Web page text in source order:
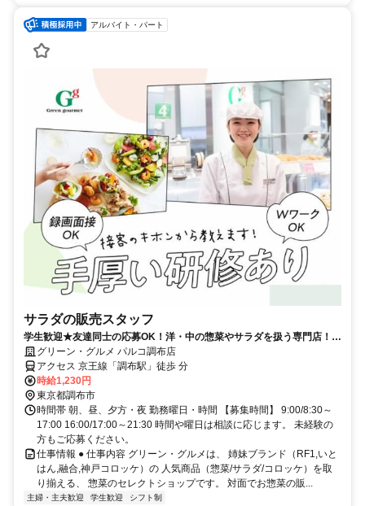
アルバイト・パート
サラダの販売スタッフ
学生歓迎★友達同士の応募OK！洋・中の惣菜やサラダを扱う専門店！週
1日～・短時間も相談可
グリーン・グルメ パルコ調布店
アクセス 京王線「調布駅」徒歩 分
時給1,230円
東京都調布市
時間帯 朝、昼、夕方・夜 勤務曜日・時間 【募集時間】 9:00/8:30～
17:00 16:00/17:00～21:30 時間や曜日は相談に応じます。 未経験の
方もご応募ください。
仕事情報 ● 仕事内容 グリーン・グルメは、 姉妹ブランド（RF1,いと
はん,融合,神戸コロッケ）の 人気商品（惣菜/サラダ/コロッケ）を取
り揃える、 惣菜のセレクトショップです。 対面でお惣菜の販...
主婦・主夫歓迎 学生歓迎 シフト制